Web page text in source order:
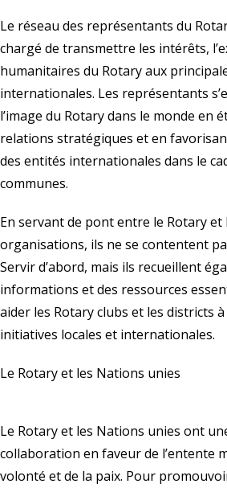
Le réseau des représentants du
chargé de transmettre les intérêts,
humanitaires du Rotary aux
internationales. Les représentants
l’image du Rotary dans le monde en
relations stratégiques et en
des entités internationales dans le
communes.
En servant de pont entre le Rotary et
organisations, ils ne se contentent
Servir d’abord, mais ils recueillent
informations et des ressources
aider les Rotary clubs et les districts
initiatives locales et internationales.
Le Rotary et les Nations unies
Le Rotary et les Nations unies ont
collaboration en faveur de l’entente
volonté et de la paix. Pour